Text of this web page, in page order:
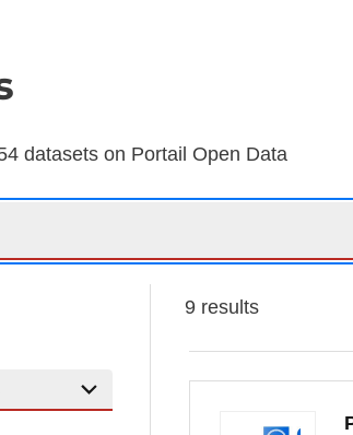
datasets on Portail Open Data
9 results